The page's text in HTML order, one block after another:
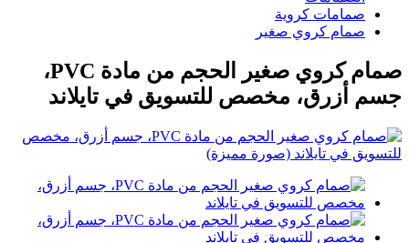
صمامات كروية
صمام كروي صغير
صمام كروي صغير الحجم من مادة PVC،
جسم أزرق، مخصص للتسويق في تايلاند